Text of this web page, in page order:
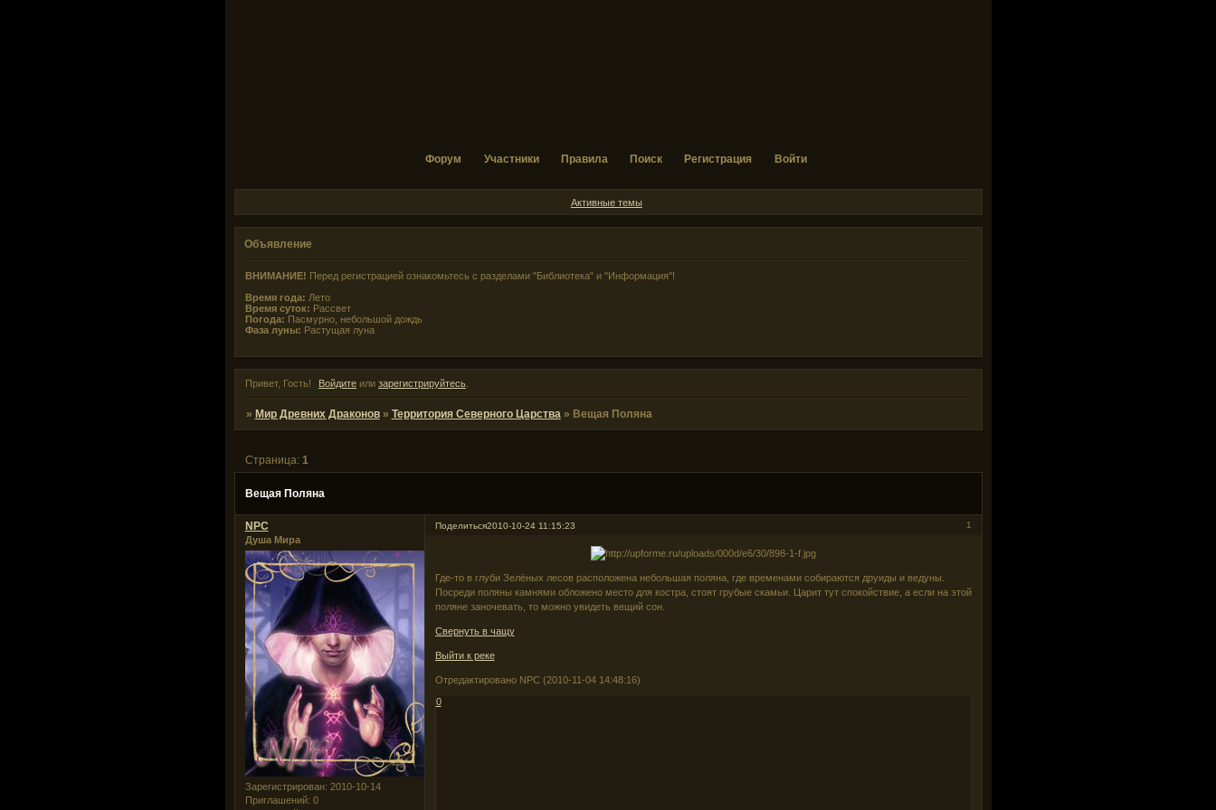
Форум Участники Правила Поиск Регистрация Войти
Активные темы
Объявление
ВНИМАНИЕ! Перед регистрацией ознакомьтесь с разделами "Библиотека" и "Информация"!
Время года: Лето
Время суток: Рассвет
Погода: Пасмурно, небольшой дождь
Фаза луны: Растущая луна
Привет, Гость! Войдите или зарегистрируйтесь
» Мир Древних Драконов » Территория Северного Царства » Вещая Поляна
Вещая Поляна
Страница: 1
Поделиться 1
2010-10-24 11:15:23
NPC
Душа Мира
Зарегистрирован: 2010-10-14
Приглашений: 0
Где-то в глуби Зелёных лесов расположена небольшая поляна, где временами собираются друиды и ведуны.
Посреди поляны камнями обложено место для костра, стоят грубые скамьи. Царит тут спокойствие, а если на этой
поляне заночевать, то можно увидеть вещий сон.
Свернуть в чащу
Выйти к реке
Отредактировано NPC (2010-11-04 14:48:16)
0